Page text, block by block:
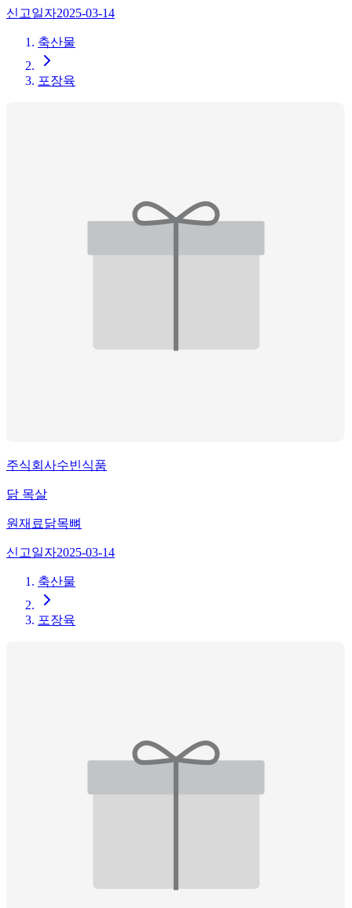
신고일자2025-03-14
축산물
포장육
주식회사수빈식품
닭 목살
원재료닭목뼈
신고일자2025-03-14
축산물
포장육